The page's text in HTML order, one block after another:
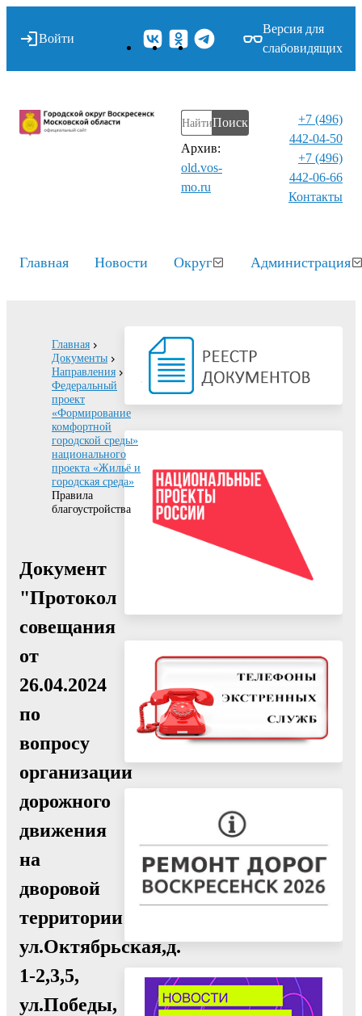
Войти
Версия для
слабовидящих
Поиск
Архив:
old.vos-
mo.ru
+7 (496)
442-04-50
+7 (496)
442-06-66
Контакты⁠
Главная Новости Округ Администрация
Главная
Документы
Направления
Федеральный
проект
«Формирование
комфортной
городской среды»
национального
проекта «Жильё и
городская среда»
Правила
благоустройства
Документ
"Протокол
совещания
от
26.04.2024
по
вопросу
организации
дорожного
движения
на
дворовой
территории
ул.Октябрьская,д.
1-2,3,5,
ул.Победы,